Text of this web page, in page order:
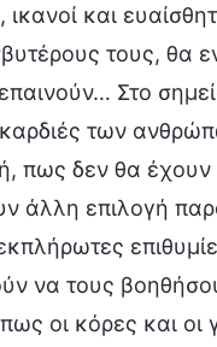
και
τους, θα
Στο
καρδιές των
πως δεν θα
άλλη επιλογή
να τους
οι κόρες και οι